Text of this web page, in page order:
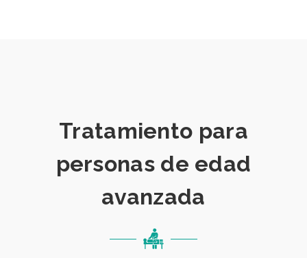
Tratamiento para
personas de edad
avanzada